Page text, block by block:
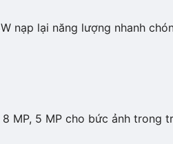
nạp lại năng lượng nhanh
8 MP, 5 MP cho bức ảnh